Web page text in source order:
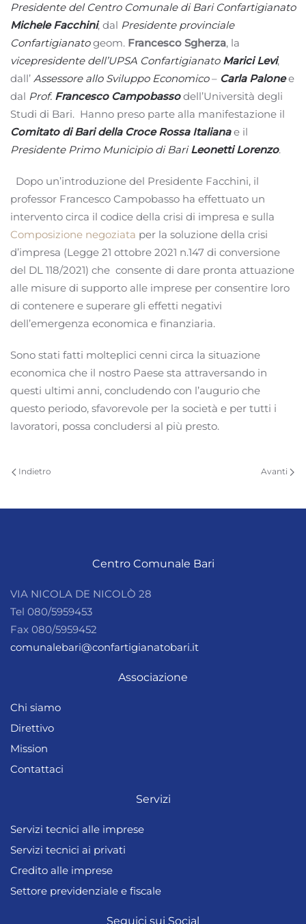
Presidente del Centro Comunale di Bari Confartigianato
Michele Facchini, dal Presidente provinciale
Confartigianatogeom. Francesco Sgherza, la
vicepresidente dell’UPSA Confartigianato Marici Levi,
dall’ Assessore allo Sviluppo Economico– Carla Palonee
dal Prof. Francesco Campobassodell’Università degli
Studi di Bari. Hanno preso parte alla manifestazione il
Comitato di Bari della Croce Rossa Italianae il
Presidente Primo Municipio di BariLeonetti Lorenzo.
Dopo un’introduzione del Presidente Facchini, il
professor Francesco Campobasso ha effettuato un
intervento circa il codice della crisi di impresa e sulla
Composizione negoziata per la soluzione della crisi
d’impresa (Legge 21 ottobre 2021 n.147 di conversione
del DL 118/2021) che consente di dare pronta attuazione
alle misure di supporto alle imprese per consentire loro
di contenere e superare gli effetti negativi
dell’emergenza economica e finanziaria.
Sono stati fatti molteplici cenni circa la situazione
economica che il nostro Paese sta attraversando in
questi ultimi anni, concludendo con l’augurio che
questo periodo, sfavorevole per la società e per tutti i
lavoratori, possa concludersi al più presto.
Indietro Avanti
Centro Comunale Bari
VIA NICOLA DE NICOLÒ 28
Tel 080/5959453
Fax 080/5959452
comunalebari@confartigianatobari.it
Associazione
Chi siamo
Direttivo
Mission
Contattaci
Servizi
Servizi tecnici alle imprese
Servizi tecnici ai privati
Credito alle imprese
Settore previdenziale e fiscale
Seguici sui Social